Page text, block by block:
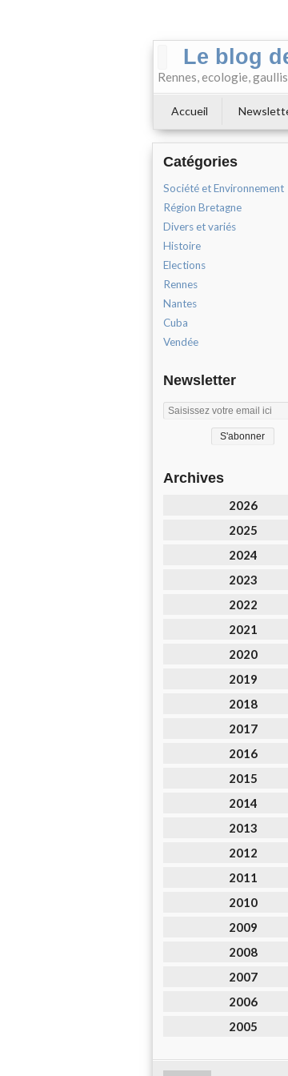
Le blog
Rennes, ecologie,
Accueil
Catégories
Société et Environnement
Région Bretagne
Divers et variés
Histoire
Elections
Rennes
Nantes
Cuba
Vendée
Newsletter
Archives
2026
2025
2024
2023
2022
2021
2020
2019
2018
2017
2016
2015
2014
2013
2012
2011
2010
2009
2008
2007
2006
2005